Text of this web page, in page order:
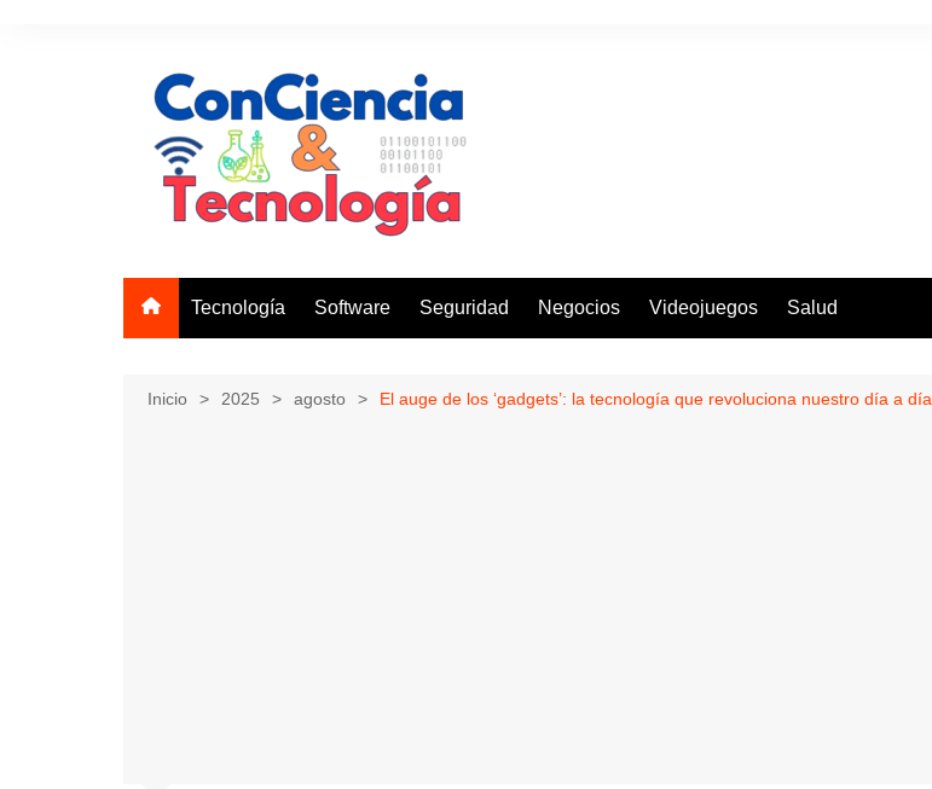
Tecnología Software Seguridad Negocios Videojuegos Salud
Inicio 2025 agosto El auge de los ‘gadgets’: la tecnología que revoluciona nuestro día a día